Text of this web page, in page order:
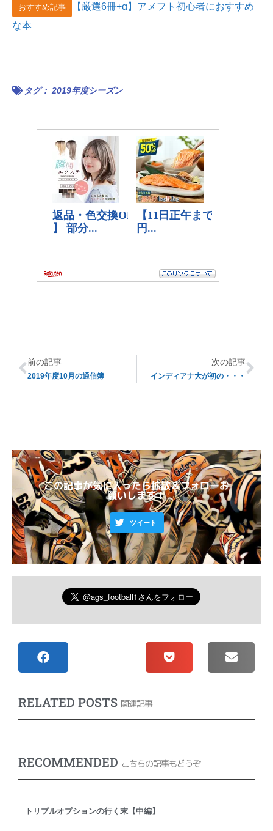
おすすめ記事
【厳選6冊+α】アメフト初心者におすすめ
な本
タグ： 2019年度シーズン
前の記事
2019年度10月の通信簿
次の記事
インディアナ大が初の・・・
この記事が気に入ったら拡散＆フォローお
願いします！
ツイート
RELATED POSTS 関連記事
RECOMMENDED こちらの記事もどうぞ
トリプルオプションの行く末【中編】